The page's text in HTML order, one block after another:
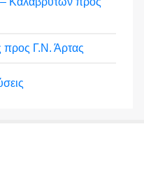
προς Γ.Ν. Άρτας